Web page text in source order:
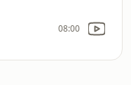
08:00